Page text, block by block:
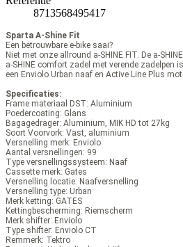
8713568495417
Sparta A-Shine Fit
Een betrouwbare e-bike saai?
Niet met onze allround a-SHINE FIT. De a-
a-SHINE comfort zadel met verende
een Enviolo Urban naaf en Active Line Plus
Specificaties:
Frame materiaal DST: Aluminium
Poedercoating: Glans
Bagagedrager: Aluminium, MIK HD tot 27kg
Soort Voorvork: Vast, aluminium
Versnelling merk: Enviolo
Aantal versnellingen: 99
Type versnellingssysteem: Naaf
Cassette merk: Gates
Versnelling locatie: Naafversnelling
Versnelling type: Urban
Merk ketting: GATES
Kettingbescherming: Riemscherm
Merk shifter: Enviolo
Type shifter: Enviolo CT
Remmerk: Tektro